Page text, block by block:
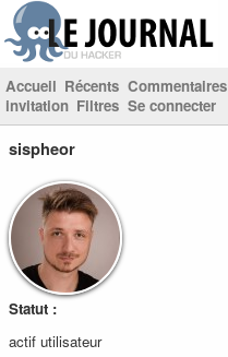
Accueil Récents Commentaires
invitation Filtres Se connecter
sispheor
Statut :
actif utilisateur